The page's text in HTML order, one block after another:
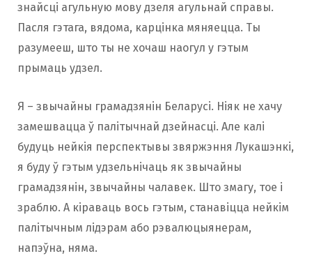
знайсці агульную мову дзеля агульнай справы.
Пасля гэтага, вядома, карцінка мяняецца. Ты
разумееш, што ты не хочаш наогул у гэтым
прымаць удзел.
Я – звычайны грамадзянін Беларусі. Ніяк не хачу
замешвацца ў палітычнай дзейнасці. Але калі
будуць нейкія перспектывы звяржэння Лукашэнкі,
я буду ў гэтым удзельнічаць як звычайны
грамадзянін, звычайны чалавек. Што змагу, тое і
зраблю. А кіраваць вось гэтым, станавіцца нейкім
палітычным лідэрам або рэвалюцыянерам,
напэўна, няма.